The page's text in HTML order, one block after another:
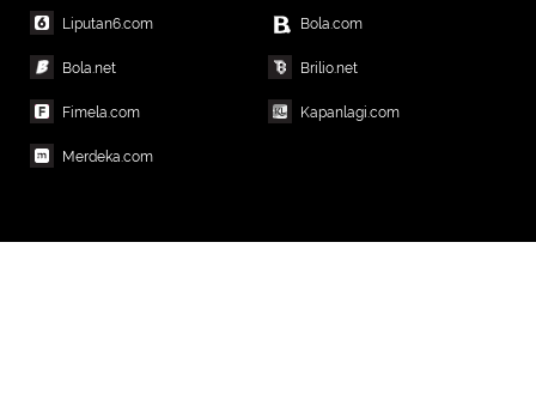
Liputan6.com Bola.com
Bola.net Brilio.net
Fimela.com Kapanlagi.com
Merdeka.com